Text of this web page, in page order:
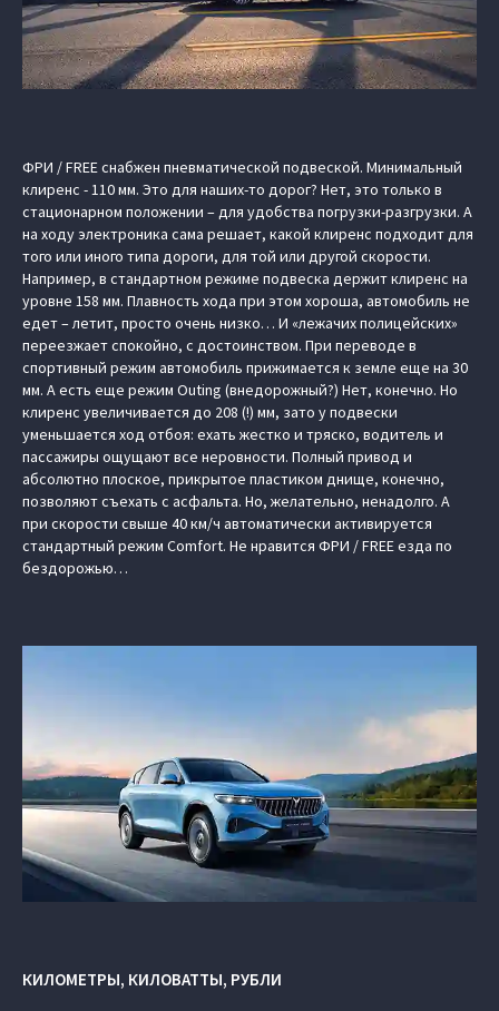
ФРИ / FREE снабжен пневматической подвеской. Минимальный
клиренс - 110 мм. Это для наших-то дорог? Нет, это только в
стационарном положении – для удобства погрузки-разгрузки. А
на ходу электроника сама решает, какой клиренс подходит для
того или иного типа дороги, для той или другой скорости.
Например, в стандартном режиме подвеска держит клиренс на
уровне 158 мм. Плавность хода при этом хороша, автомобиль не
едет – летит, просто очень низко… И «лежачих полицейских»
переезжает спокойно, с достоинством. При переводе в
спортивный режим автомобиль прижимается к земле еще на 30
мм. А есть еще режим Outing (внедорожный?) Нет, конечно. Но
клиренс увеличивается до 208 (!) мм, зато у подвески
уменьшается ход отбоя: ехать жестко и тряско, водитель и
пассажиры ощущают все неровности. Полный привод и
абсолютно плоское, прикрытое пластиком днище, конечно,
позволяют съехать с асфальта. Но, желательно, ненадолго. А
при скорости свыше 40 км/ч автоматически активируется
стандартный режим Comfort. Не нравится ФРИ / FREE езда по
бездорожью…
КИЛОМЕТРЫ, КИЛОВАТТЫ, РУБЛИ